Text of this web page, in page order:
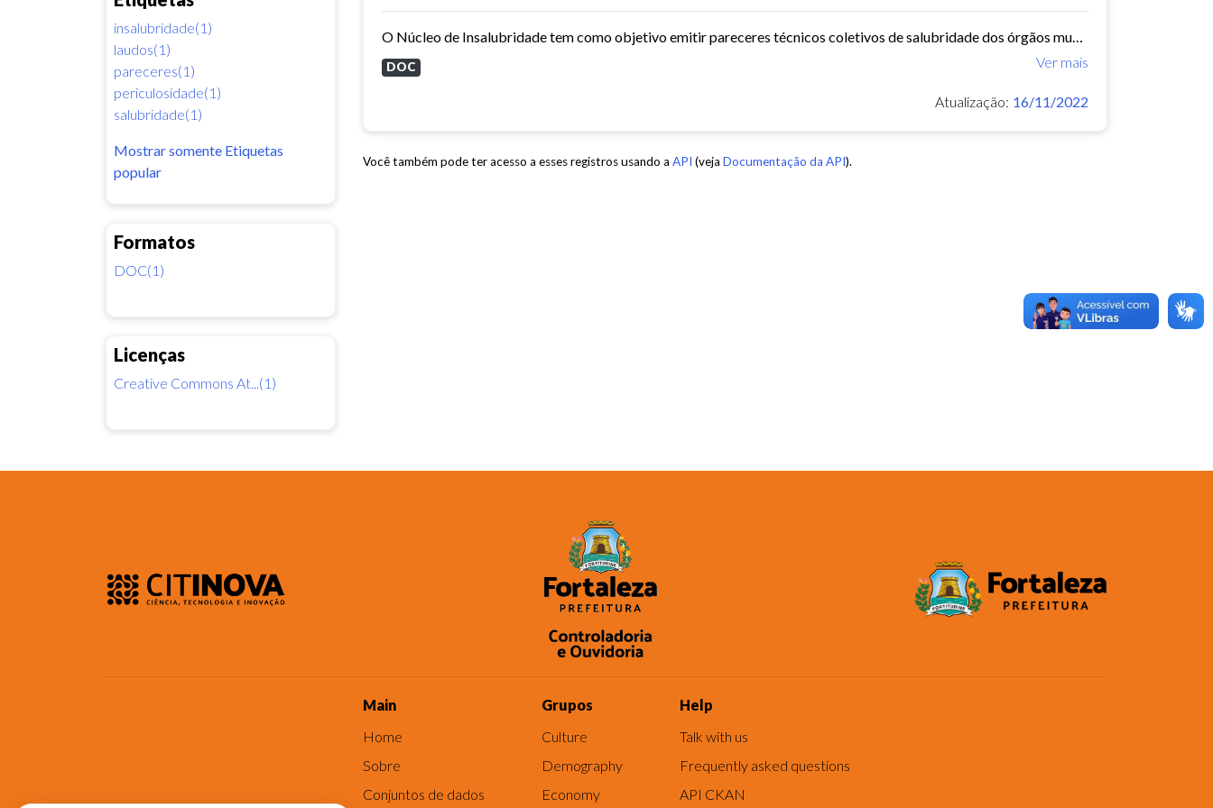
insalubridade(1)
laudos(1)
pareceres(1)
periculosidade(1)
salubridade(1)
Mostrar somente Etiquetas
popular
Formatos
DOC(1)
Licenças
Creative Commons At...(1)
O Núcleo de Insalubridade tem como objetivo emitir pareceres técnicos coletivos de salubridade dos órgãos municipais e pareceres técnicos individuais dos servidores que postulem...
Ver mais
DOC
Atualização: 16/11/2022
Você também pode ter acesso a esses registros usando a API (veja Documentação da API).
Main
Home
Sobre
Conjuntos de dados
Grupos
Culture
Demography
Economy
Help
Talk with us
Frequently asked questions
API CKAN